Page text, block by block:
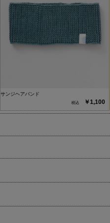
サンジヘアバンド
￥1,100